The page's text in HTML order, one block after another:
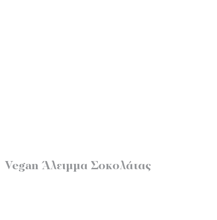
Vegan Άλειμμα Σοκολάτας